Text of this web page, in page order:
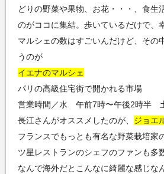
どりの野菜や果物、お花・・・、食生
のがココに集結。歩いているだけで、
マルシェの数はすごいんだけど、その
うのが
イエナのマルシェ
パリの高級住宅街で開かれる市場
営業時間／水 午前7時〜午後2時半
長江さんがオススメしたのが、 ジョエ
フランスでもっとも有名な野菜栽培家
ツ星レストランのシェフのファンも多
なんで海外だとこんなに綺麗な感じな